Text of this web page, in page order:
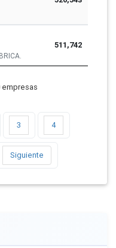
511,742
empresas
3 4
Siguiente